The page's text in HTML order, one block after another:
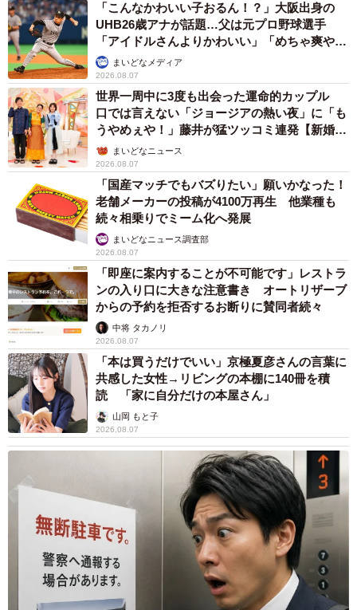
「こんなかわいい子おるん！？」大阪出身の
UHB26歳アナが話題…父は元プロ野球選手
「アイドルさんよりかわいい」「めちゃ爽や
か」まいどなメディア
2026.08.07
世界一周中に3度も出会った運命的カップル
口では言えない「ジョージアの熱い夜」に「も
うやめぇや！」藤井が猛ツッコミ連発【新婚さ
ん】まいどなニュース
2026.08.07
「国産マッチでもバズりたい」願いかなった！
老舗メーカーの投稿が4100万再生 他業種も
続々相乗りでミーム化へ発展
まいどなニュース調査部
2026.08.07
「即座に案内することが不可能です」レストラ
ンの入り口に大きな注意書き オートリザーブ
からの予約を拒否するお断りに賛同者続々
中将 タカノリ
2026.08.07
「本は買うだけでいい」京極夏彦さんの言葉に
共感した女性→リビングの本棚に140冊を積
読 「家に自分だけの本屋さん」
山岡 もと子
2026.08.07